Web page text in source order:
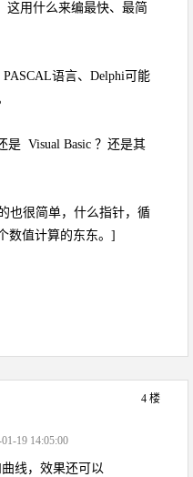
用什么来编最快、最简
语言、Delphi可能
是 Visual Basic ？还是其
也很简单，什么指针，循
数值计算的东东。]
4 楼
19 14:05:00
线，效果还可以